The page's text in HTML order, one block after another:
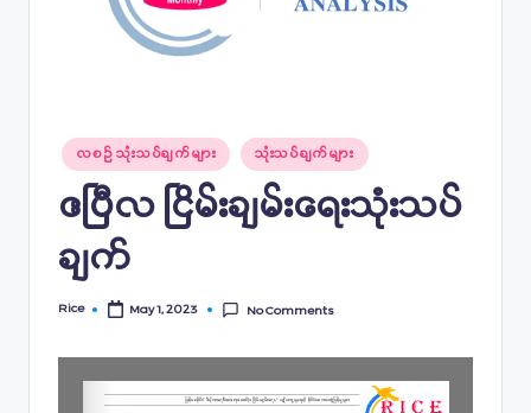
Posted
in
လစဉ် သုံးသပ်ချက်များ သုံးသပ်ချက်များ
ဧပြီလ ငြိမ်းချမ်း‌‌ရေးသုံးသပ်
ချက်
Posted
Rice May 1, 2023 No Comments